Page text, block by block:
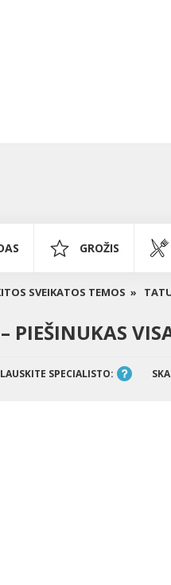
GROŽIS
SVEIKATOS TEMOS »
PIEŠINUKAS
SPECIALISTO: